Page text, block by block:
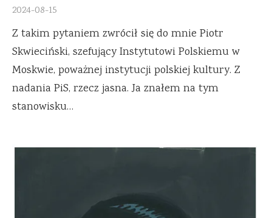
2024-08-15
Z takim pytaniem zwrócił się do mnie Piotr
Skwieciński, szefujący Instytutowi Polskiemu w
Moskwie, poważnej instytucji polskiej kultury. Z
nadania PiS, rzecz jasna. Ja znałem na tym
stanowisku…